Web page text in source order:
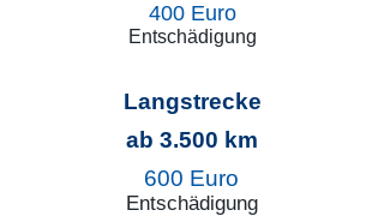
400 Euro
Entschädigung
Langstrecke
ab 3.500 km
600 Euro
Entschädigung